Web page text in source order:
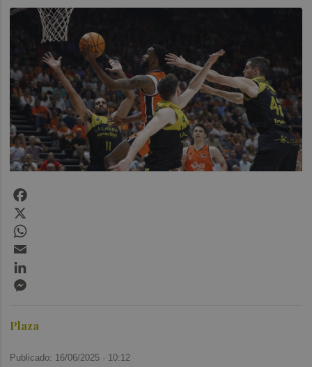
Plaza
Publicado: 16/06/2025 · 10:12